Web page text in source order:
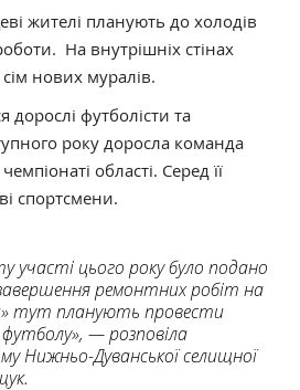
жителі планують до холодів
На внутрішніх стінах
нових муралів.
дорослі футболісти та
року доросла команда
області. Серед її
спортсмени.
участі цього року було подано
ремонтних робіт на
тут планують провести
— розповіла
Нижньо-Дуванської селищної